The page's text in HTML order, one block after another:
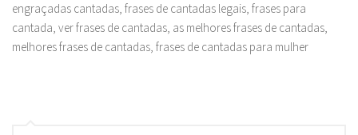
engraçadas cantadas, frases de cantadas legais, frases para
cantada, ver frases de cantadas, as melhores frases de cantadas,
melhores frases de cantadas, frases de cantadas para mulher